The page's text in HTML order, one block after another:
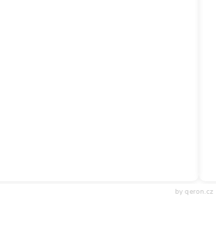
by qeron.cz